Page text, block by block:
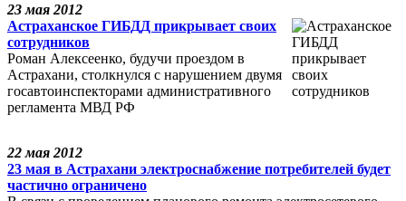
23 мая 2012
Астраханское ГИБДД прикрывает своих
сотрудников
Роман Алексеенко, будучи проездом в
Астрахани, столкнулся с нарушением двумя
госавтоинспекторами административного
регламента МВД РФ
22 мая 2012
23 мая в Астрахани электроснабжение потребителей будет
частично ограничено